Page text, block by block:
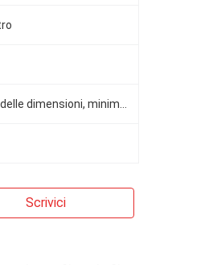
Scrivici